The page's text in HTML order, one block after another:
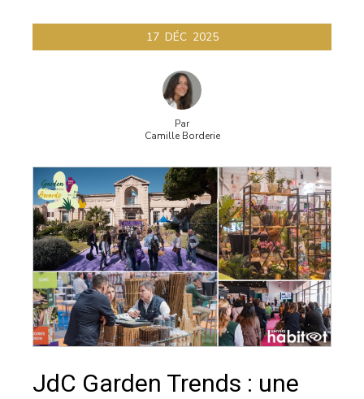
Awards
17 DÉC 2025
Par
Camille Borderie
JdC Garden Trends : une